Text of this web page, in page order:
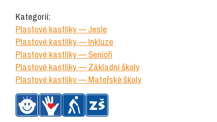
um.
hmoty
hloubka
450
mm,
růžový
množství
Kategorií:
Plastové kastlíky — Jesle
Plastové kastlíky — Inkluze
Plastové kastlíky — Senioři
Plastové kastlíky — Základní školy
Plastové kastlíky — Mateřské školy